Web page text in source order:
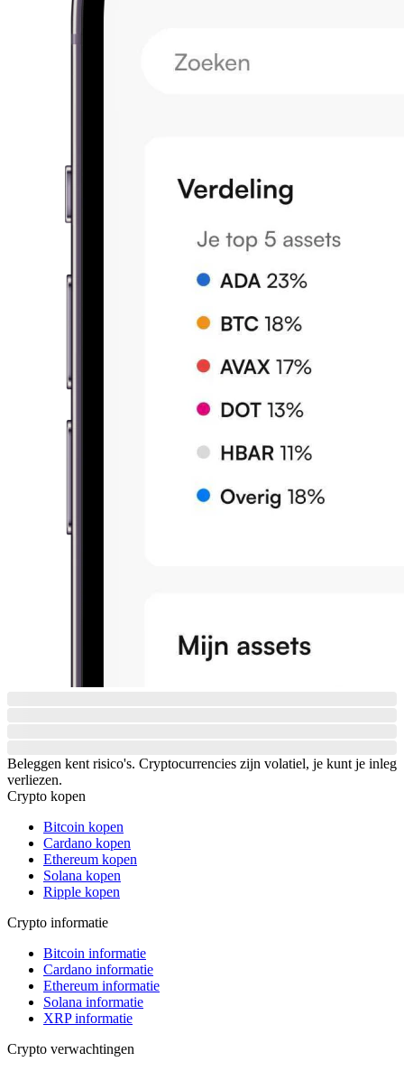
Beleggen kent risico's. Cryptocurrencies zijn volatiel, je kunt je inleg
verliezen.
Crypto kopen
Bitcoin kopen
Cardano kopen
Ethereum kopen
Solana kopen
Ripple kopen
Crypto informatie
Bitcoin informatie
Cardano informatie
Ethereum informatie
Solana informatie
XRP informatie
Crypto verwachtingen